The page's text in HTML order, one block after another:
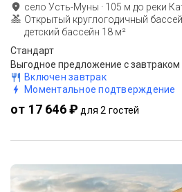
село Усть-Муны · 105 м до реки
Открытый круглогодичный
детский бассейн 18 м²
Стандарт
Выгодное предложение с завтраком
Включен завтрак
Моментальное подтверждение
от 17 646 ₽ для 2 гостей